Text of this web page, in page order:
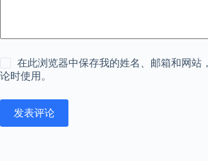
在此浏览器中保存我的姓名、邮箱和网站
论时使用。
发表评论